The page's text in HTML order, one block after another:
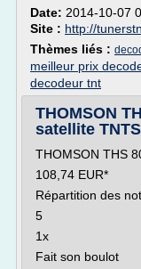
Date: 2014-10-07
Site : http://
Thèmes liés :
meilleur prix
decodeur tnt
THOMSON
satellite
THOMSON THS
108,74 EUR*
Répartition des
5
1x
Fait son boulot